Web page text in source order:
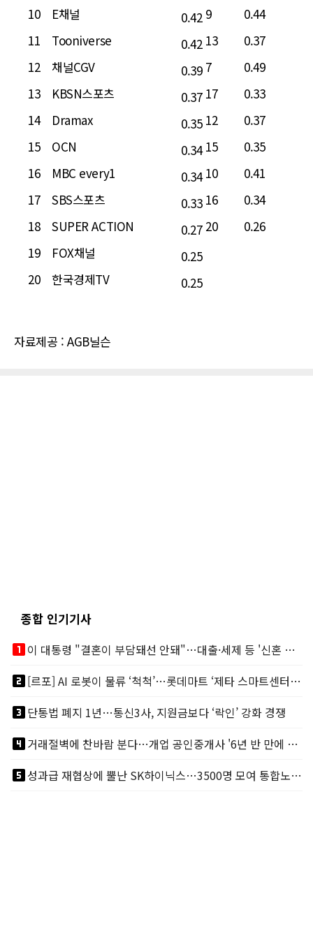
10
E채널 0.42 9
0.44
11
Tooniverse 0.42 13
0.37
12
채널CGV 0.39 7
0.49
13
KBSN스포츠 0.37 17
0.33
14
Dramax 0.35 12
0.37
15
OCN 0.34 15
0.35
16
MBC every1 0.34 10
0.41
17
SBS스포츠 0.33 16
0.34
18
SUPER ACTION 0.27 20
0.26
19
FOX채널
0.25
20
한국경제TV 0.25
자료제공 : AGB닐슨
종합 인기기사
looks_one
이 대통령 "결혼이 부담돼선 안돼"…대출·세제 등 '신혼 걸림돌' 제거
looks_two
[르포] AI 로봇이 물류 ‘척척’…롯데마트 ‘제타 스마트센터’ 가보니
looks_3단통법 폐지 1년…통신3사, 지원금보다 ‘락인’ 강화 경쟁
looks_4
거래절벽에 찬바람 분다…개업 공인중개사 '6년 반 만에 최저'
looks_5
성과급 재협상에 뿔난 SK하이닉스…3500명 모여 통합노조 띄운다